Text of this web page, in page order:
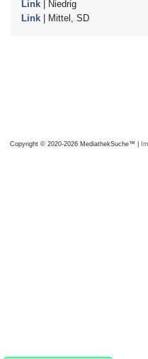
Link | Niedrig
Link | Mittel, SD
Copyright © 2020-2026 MediathekSuche™ |